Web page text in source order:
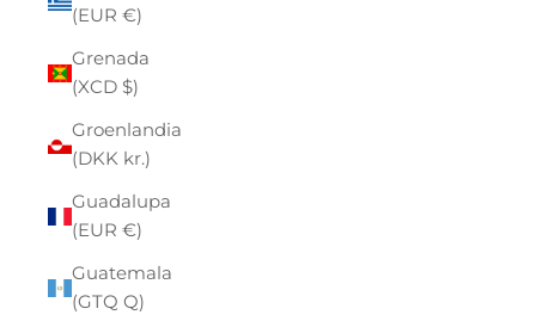
(EUR €)
Grenada
(XCD $)
Groenlandia
(DKK kr.)
Guadalupa
(EUR €)
Guatemala
(GTQ Q)